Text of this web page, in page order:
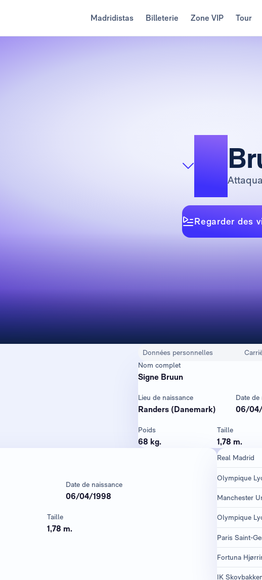
Madridistas Billeterie Zone VIP Tour
9
Regarder des
Données personnelles
Nom complet
Signe Bruun
Lieu de naissance
Randers (Danemark)
Date de
06/
Poids
68 kg.
Taille
1,78 m.
Date de naissance
06/04/1998
Taille
1,78 m.
Real Madrid
Olympique
Manchester
Olympique
Paris Saint-
Fortuna
IK